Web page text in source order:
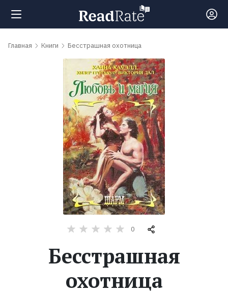
Поиск
обсуждаемые
Главная Книги Бесстрашная охотница
0
Бесстрашная
охотница